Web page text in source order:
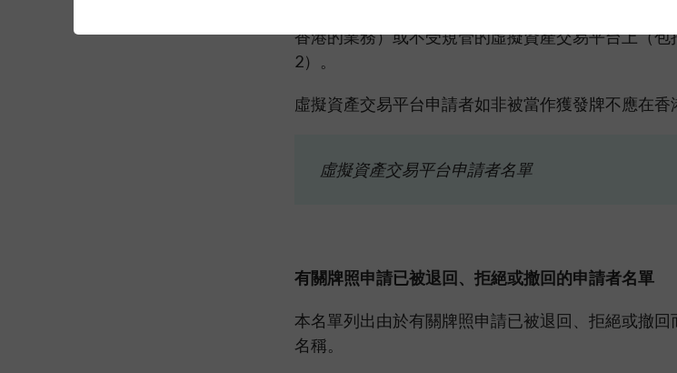
亦提醒投資者警惕在被當作獲發牌的虛擬資產交易
香港的業務）或不受規管的虛擬資產交易平台上（
2）。
虛擬資產交易平台申請者如非被當作獲發牌不應在
虛擬資產交易平台申請者名單
有關牌照申請已被退回、拒絕或撤回的申請者名單
本名單列出由於有關牌照申請已被退回、拒絕或撤
名稱。